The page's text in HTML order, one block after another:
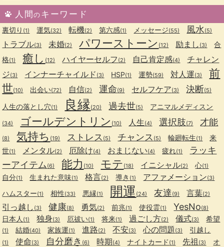
人間のキーワード
裏切り (1) 運気(32) 転機(2) 第六感(1) メッセージ(55) 風水(5)
トラブル(3) 未婚(2) パワーストーン (12) 励まし (3)
合
格(1) 癒し (12) ハイヤーセルフ (2) 自己肯定感(4)
チャレン
ジ(3) インナーチャイルド (3) HSP(1) 運勢(59) 対人運(3)
前
世(10) 出会い(72) 自信(2) 運命(9) セルフケア(3) 決断(5)
人生の落とし穴(1) 良縁(20) 過去世(5) アニマルメディスン
(34) ゴールデントリン (10) 人生(4) 選択肢(7) 才能
(8) 気持ち (19) ストレス (5) チャンス (5) 輪廻転生(1)
来
世(1) メンタル(2) 厄除け(4) おまじない(4) 疲れ(1)
ラッキ
ーアイテム (6) 能力 (10) モテ (18) イニシャル(2) 心(1)
自分(1) 生まれた意味(1) 格言(2) 導き (1) アファメーション(3)
ハムスター(1) 相性(33) 悪縁(1) 開運 (24) 友達 (9) 言葉(2)
引っ越し (3) 健康(8) 勇気(2) 前兆(1) 使役霊(1) YesNo(8)
日本人 (1) 独身(3) 厄祓い(1) 将来(1) 過ごし方(2) 儀式(3) 希望
(1) 結婚(40) 家族運(1) 進路(2) 不安(3) 心の問題 (3) 引越し
(1) 使命(3) 自分磨き (6) 時期(4) ナイトカード (1) 先祖 (3)
オ